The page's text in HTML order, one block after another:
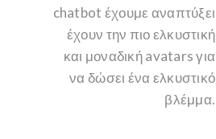
chatbot έχουμε αναπτύξει
έχουν την πιο ελκυστική
και μοναδική avatars για
να δώσει ένα ελκυστικό
βλέμμα.